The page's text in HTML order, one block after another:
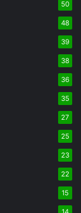
50
48
39
38
36
35
27
25
23
22
15